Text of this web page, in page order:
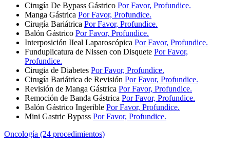
Cirugía De Bypass Gástrico Por Favor, Profundice.
Manga Gástrica Por Favor, Profundice.
Cirugía Bariátrica Por Favor, Profundice.
Balón Gástrico Por Favor, Profundice.
Interposición IIeal Laparoscópica Por Favor, Profundice.
Funduplicatura de Nissen con Disquete Por Favor,
Profundice.
Cirugia de Diabetes Por Favor, Profundice.
Cirugía Bariátrica de Revisión Por Favor, Profundice.
Revisión de Manga Gástrica Por Favor, Profundice.
Remoción de Banda Gástrica Por Favor, Profundice.
Balón Gástrico Ingerible Por Favor, Profundice.
Mini Gastric Bypass Por Favor, Profundice.
Oncología (24 procedimientos)